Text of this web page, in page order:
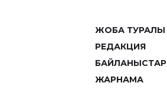
ЖОБА ТУРАЛЫ
РЕДАКЦИЯ
БАЙЛАНЫСТАР
ЖАРНАМА